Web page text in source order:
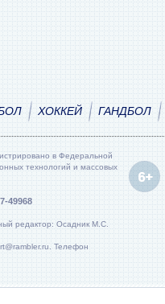
ХОККЕЙ ГАНДБОЛ
в Федеральной
технологий и массовых
49968
редактор: Осадник М.С.
Телефон